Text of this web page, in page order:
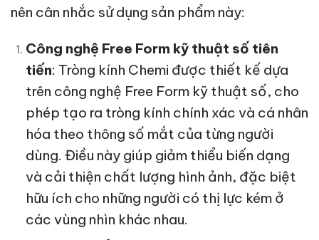
nên cân nhắc sử dụng sản phẩm này:
Công nghệ Free Form kỹ thuật số tiên
tiến: Tròng kính Chemi được thiết kế dựa
trên công nghệ Free Form kỹ thuật số, cho
phép tạo ra tròng kính chính xác và cá nhân
hóa theo thông số mắt của từng người
dùng. Điều này giúp giảm thiểu biến dạng
và cải thiện chất lượng hình ảnh, đặc biệt
hữu ích cho những người có thị lực kém ở
các vùng nhìn khác nhau.